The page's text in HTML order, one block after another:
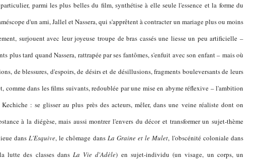
parmi les plus belles du film, synthétise à elle seule l'essence et la forme du
d'un ami, Jallel et Nassera, qui s'apprêtent à contracter un mariage plus ou moins
surjouent avec leur joyeuse troupe de bras cassés une liesse un peu artificielle –
plus tard quand Nassera, rattrapée par ses fantômes, s'enfuit avec son enfant – mais où
de blessures, d'espoirs, de désirs et de désillusions, fragments bouleversants de leurs
comme dans les films suivants, redoublée par une mise en abyme réflexive – l'ambition
: se glisser au plus près des acteurs, mêler, dans une veine réaliste dont on
à la diégèse, mais aussi montrer l'envers du décor et transformer un sujet-thème
dans L'Esquive, le chômage dans La Graine et le Mulet, l'obscénité coloniale dans
lutte des classes dansLa Vie d'Adèle) en sujet-individu (un visage, un corps, un